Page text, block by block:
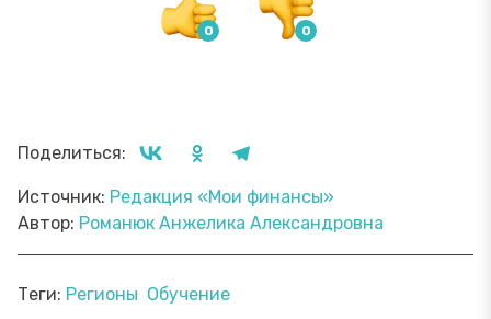
Поделиться:
Источник: Редакция «Мои финансы»
Автор: Романюк Анжелика Александровна
Теги: Регионы Обучение